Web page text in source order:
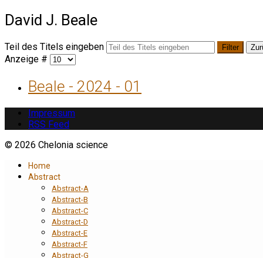
David J. Beale
Teil des Titels eingeben Filter
Anzeige #
Beale - 2024 - 01
Impressum
RSS Feed
© 2026 Chelonia science
Home
Abstract
Abstract-A
Abstract-B
Abstract-C
Abstract-D
Abstract-E
Abstract-F
Abstract-G